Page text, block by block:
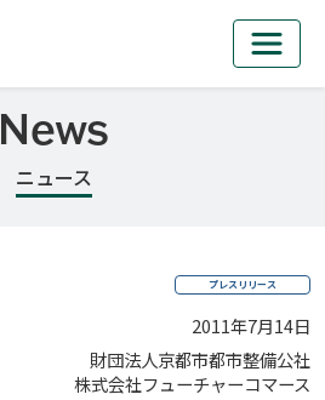
News
ニュース
プレスリリース
2011年7月14日
財団法人京都市都市整備公社
株式会社フューチャーコマース